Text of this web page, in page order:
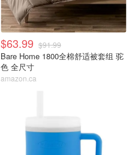
$63.99 $91.99
Bare Home 1800全棉舒适被套组 驼
色 全尺寸
amazon.ca